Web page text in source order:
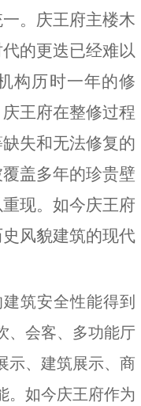
。庆王府主楼木
的更迭已经难以
构历时一年的修
王府在整修过程
失和无法修复的
盖多年的珍贵壁
现。如今庆王府
风貌建筑的现代
筑安全性能得到
、会客、多功能厅
示、建筑展示、商
。如今庆王府作为